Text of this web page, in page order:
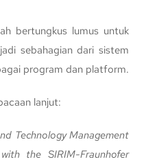
bertungkus lumus untuk
sebahagian dari sistem
program dan platform.
lanjut:
Technology Management
the SIRIM-Fraunhofer